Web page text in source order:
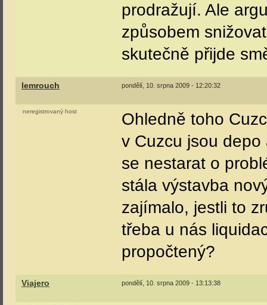
prodražují. Ale
způsobem
skutečně přijde
lemrouch pondělí, 10. srpna 2009 - 12:20:32
neregistrovaný host
Ohledně toho
v Cuzcu jsou
se nestarat o
stála výstavba
zajímalo, jestli to
třeba u nás
propočtený?
Viajero pondělí, 10. srpna 2009 - 13:13:38